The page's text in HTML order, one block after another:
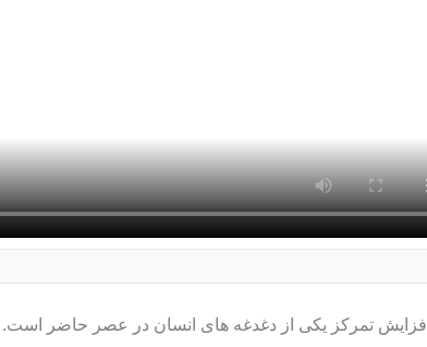
افزایش تمرکز یکی از دغدغه های انسان در عصر حاضر است.